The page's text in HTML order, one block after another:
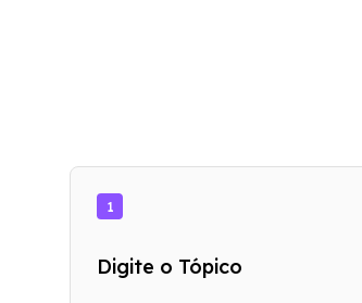
1
Digite o Tópico